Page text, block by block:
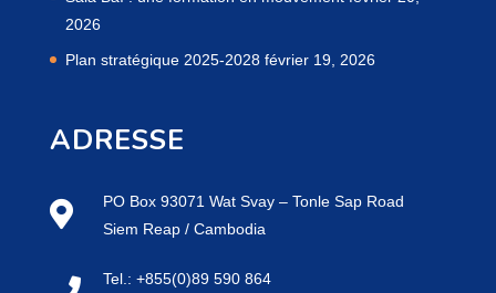
2026
Plan stratégique 2025-2028 février 19, 2026
ADRESSE
PO Box 93071 Wat Svay – Tonle Sap Road
Siem Reap / Cambodia
Tel.: +855(0)89 590 864